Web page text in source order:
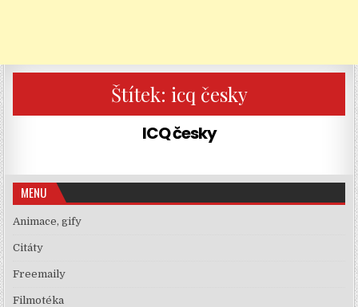
Štítek: icq česky
ICQ česky
MENU
Animace, gify
Citáty
Freemaily
Filmotéka